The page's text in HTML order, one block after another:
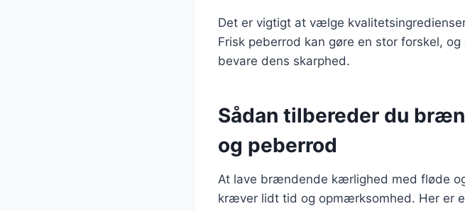
Det er vigtigt at vælge
Frisk peberrod kan gøre en stor forskel,
bevare dens skarphed.
Sådan tilbereder du
og peberrod
At lave brændende kærlighed med fløde
kræver lidt tid og opmærksomhed. Her er